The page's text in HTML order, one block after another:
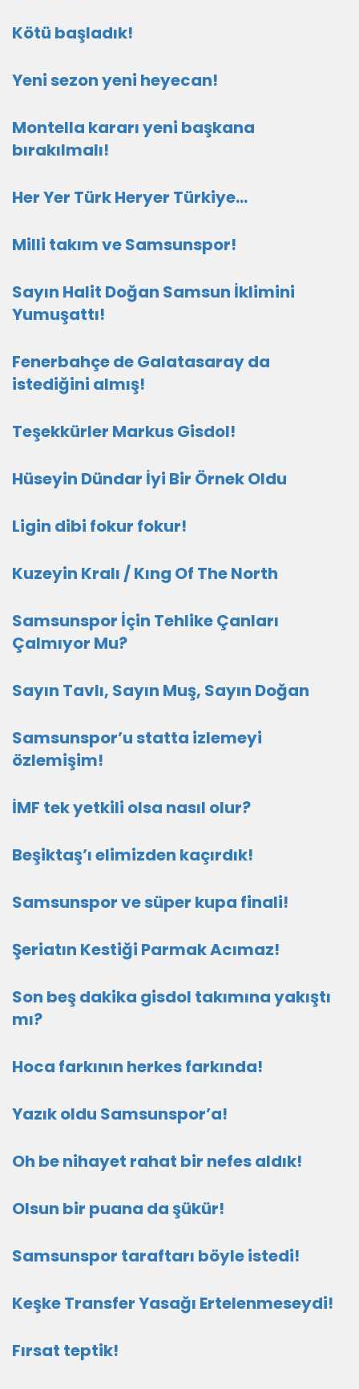
Kötü başladık!
Yeni sezon yeni heyecan!
Montella kararı yeni başkana
bırakılmalı!
Her Yer Türk Heryer Türkiye…
Milli takım ve Samsunspor!
Sayın Halit Doğan Samsun İklimini
Yumuşattı!
Fenerbahçe de Galatasaray da
istediğini almış!
Teşekkürler Markus Gisdol!
Hüseyin Dündar İyi Bir Örnek Oldu
Ligin dibi fokur fokur!
Kuzeyin Kralı / Kıng Of The North
Samsunspor İçin Tehlike Çanları
Çalmıyor Mu?
Sayın Tavlı, Sayın Muş, Sayın Doğan
Samsunspor’u statta izlemeyi
özlemişim!
İMF tek yetkili olsa nasıl olur?
Beşiktaş’ı elimizden kaçırdık!
Samsunspor ve süper kupa finali!
Şeriatın Kestiği Parmak Acımaz!
Son beş dakika gisdol takımına yakıştı
mı?
Hoca farkının herkes farkında!
Yazık oldu Samsunspor’a!
Oh be nihayet rahat bir nefes aldık!
Olsun bir puana da şükür!
Samsunspor taraftarı böyle istedi!
Keşke Transfer Yasağı Ertelenmeseydi!
Fırsat teptik!